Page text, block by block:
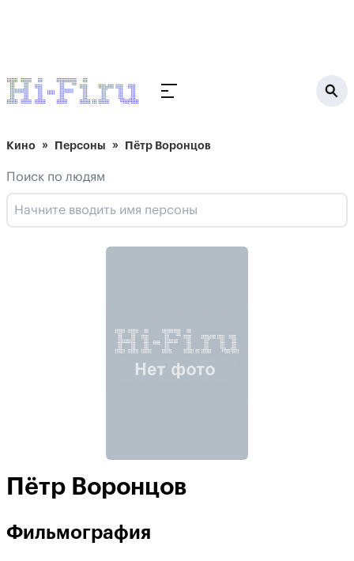
Кино Персоны Пётр Воронцов
Поиск по людям
Пётр Воронцов
Фильмография